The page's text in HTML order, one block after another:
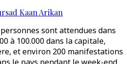
Kaan Arikan
sont attendues dans
à 100.000 dans la capitale,
et environ 200 manifestations